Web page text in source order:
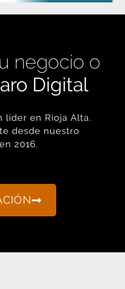
negocio o
Digital
líder en Rioja Alta.
desde nuestro
2016.